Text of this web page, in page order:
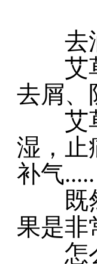
去油
艾草
去屑、
艾草
湿，止
补气.....
既然
果是非
怎